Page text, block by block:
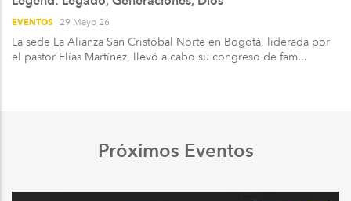
EVENTOS 29 Mayo 26
La sede La Alianza San Cristóbal Norte en Bogotá, liderada por
el pastor Elías Martínez, llevó a cabo su congreso de fam...
Próximos Eventos